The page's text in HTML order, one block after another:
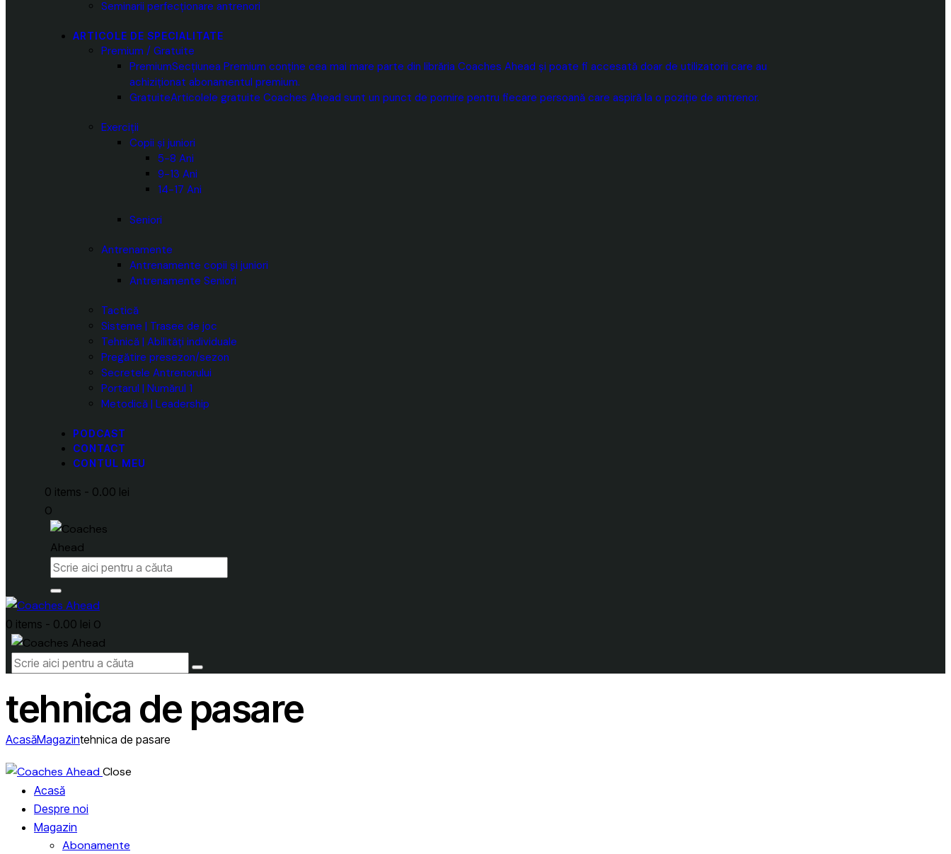
Seminarii perfecționare antrenori
ARTICOLE DE SPECIALITATE
Premium / Gratuite
PremiumSecțiunea Premium conține cea mai mare parte din librăria Coaches Ahead și poate fi accesată doar de utilizatorii care au
achiziționat abonamentul premium.
GratuiteArticolele gratuite Coaches Ahead sunt un punct de pornire pentru fiecare persoană care aspiră la o poziție de antrenor.
Exerciții
Copii și juniori
5-8 Ani
9-13 Ani
14-17 Ani
Seniori
Antrenamente
Antrenamente copii și juniori
Antrenamente Seniori
Tactică
Sisteme | Trasee de joc
Tehnică | Abilități individuale
Pregătire presezon/sezon
Secretele Antrenorului
Portarul | Numărul 1
Metodică | Leadership
PODCAST
CONTACT
CONTUL MEU
0 items - 0.00 lei
0
0 items - 0.00 lei 0
tehnica de pasare
AcasăMagazintehnica de pasare
Close
Acasă
Despre noi
Magazin
Abonamente